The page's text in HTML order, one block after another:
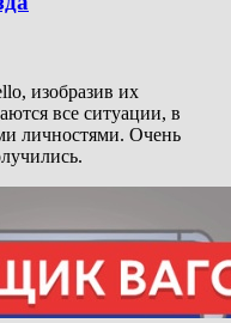
изобразив их
все ситуации, в
личностями. Очень